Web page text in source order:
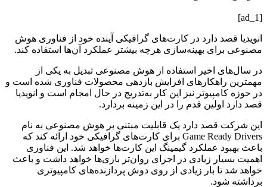
[ad_1]
انویدیا قصد دارد در کارت‌های گرافیکی آینده خود از فناوری هوش
مصنوعی برای بهینه‌سازی هرچه بیشتر عملکرد آن‌ها استفاده کند.
در سال‌های اخیر استفاده از هوش مصنوعی تبدیل به یکی از
مهمترین راهکارهای افزایش بازدهی محصولات فناوری شده است و
در حوزه کامپیوتر نیز این کار به‌تدریج در حال امجام است و انویدیا
قصد دارد اولین قدم را در این زمینه بردارد.
این شرکت قصد دارد یک قابلیت مبتنی بر هوش مصنوعی به نام
Game Ready Drivers برای کارت‌های گرافیکی خود ارائه کند که
باعث بهبود عملکرد گیمینگ این کارت‌ها خواهد شد. این فناوری
اهمیت بسیار زیادی در اجرای روان‌تر بازی‌‌ها خواهد داشت و باعث
خواهد شد تا بار زیادی از روی دوش پردازنده‌های کامپیوتری
برداشته شود. ‌